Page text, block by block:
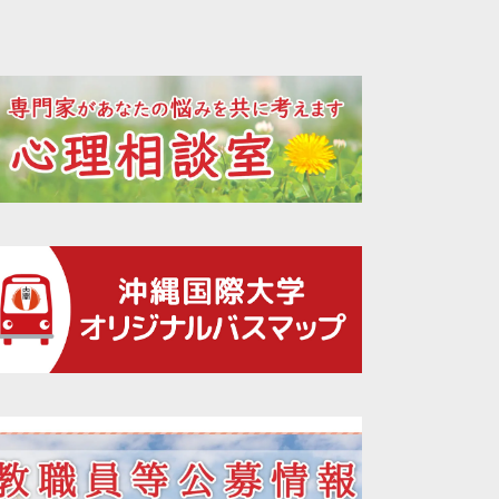
2021年10月
2021年09月
2021年08月
2021年07月
2021年04月
2021年02月
2021年01月
2020年11月
2020年10月